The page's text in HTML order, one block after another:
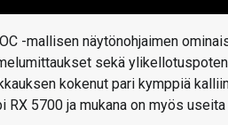
-mallisen näytönohjaimen
sekä
kokenut pari kymppiä
5700 ja mukana on myös